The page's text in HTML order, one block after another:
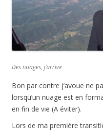
Des nuages, j’arrive
Bon par contre j’avoue ne
lorsqu’un nuage est en
en fin de vie (A éviter).
Lors de ma première